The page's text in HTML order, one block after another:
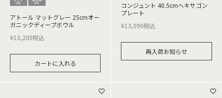
アトール マットグレー 25cmオー
ガニックディープボウル
¥13,200税込
カートに入れる
コンジュント 40.5cmヘキサゴン
プレート
¥13,090税込
再入荷お知らせ